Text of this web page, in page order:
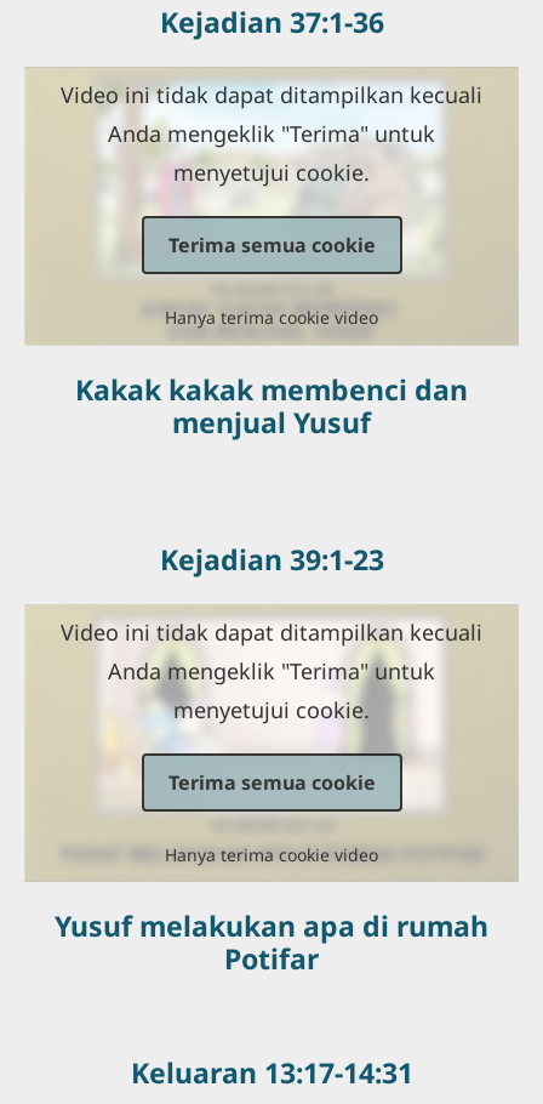
Kejadian 37:1-36
Video ini tidak dapat ditampilkan kecuali
Anda mengeklik "Terima" untuk
menyetujui cookie.
Terima semua cookie
Hanya terima cookie video
Kakak kakak membenci dan
menjual Yusuf
Kejadian 39:1-23
Video ini tidak dapat ditampilkan kecuali
Anda mengeklik "Terima" untuk
menyetujui cookie.
Terima semua cookie
Hanya terima cookie video
Yusuf melakukan apa di rumah
Potifar
Keluaran 13:17-14:31